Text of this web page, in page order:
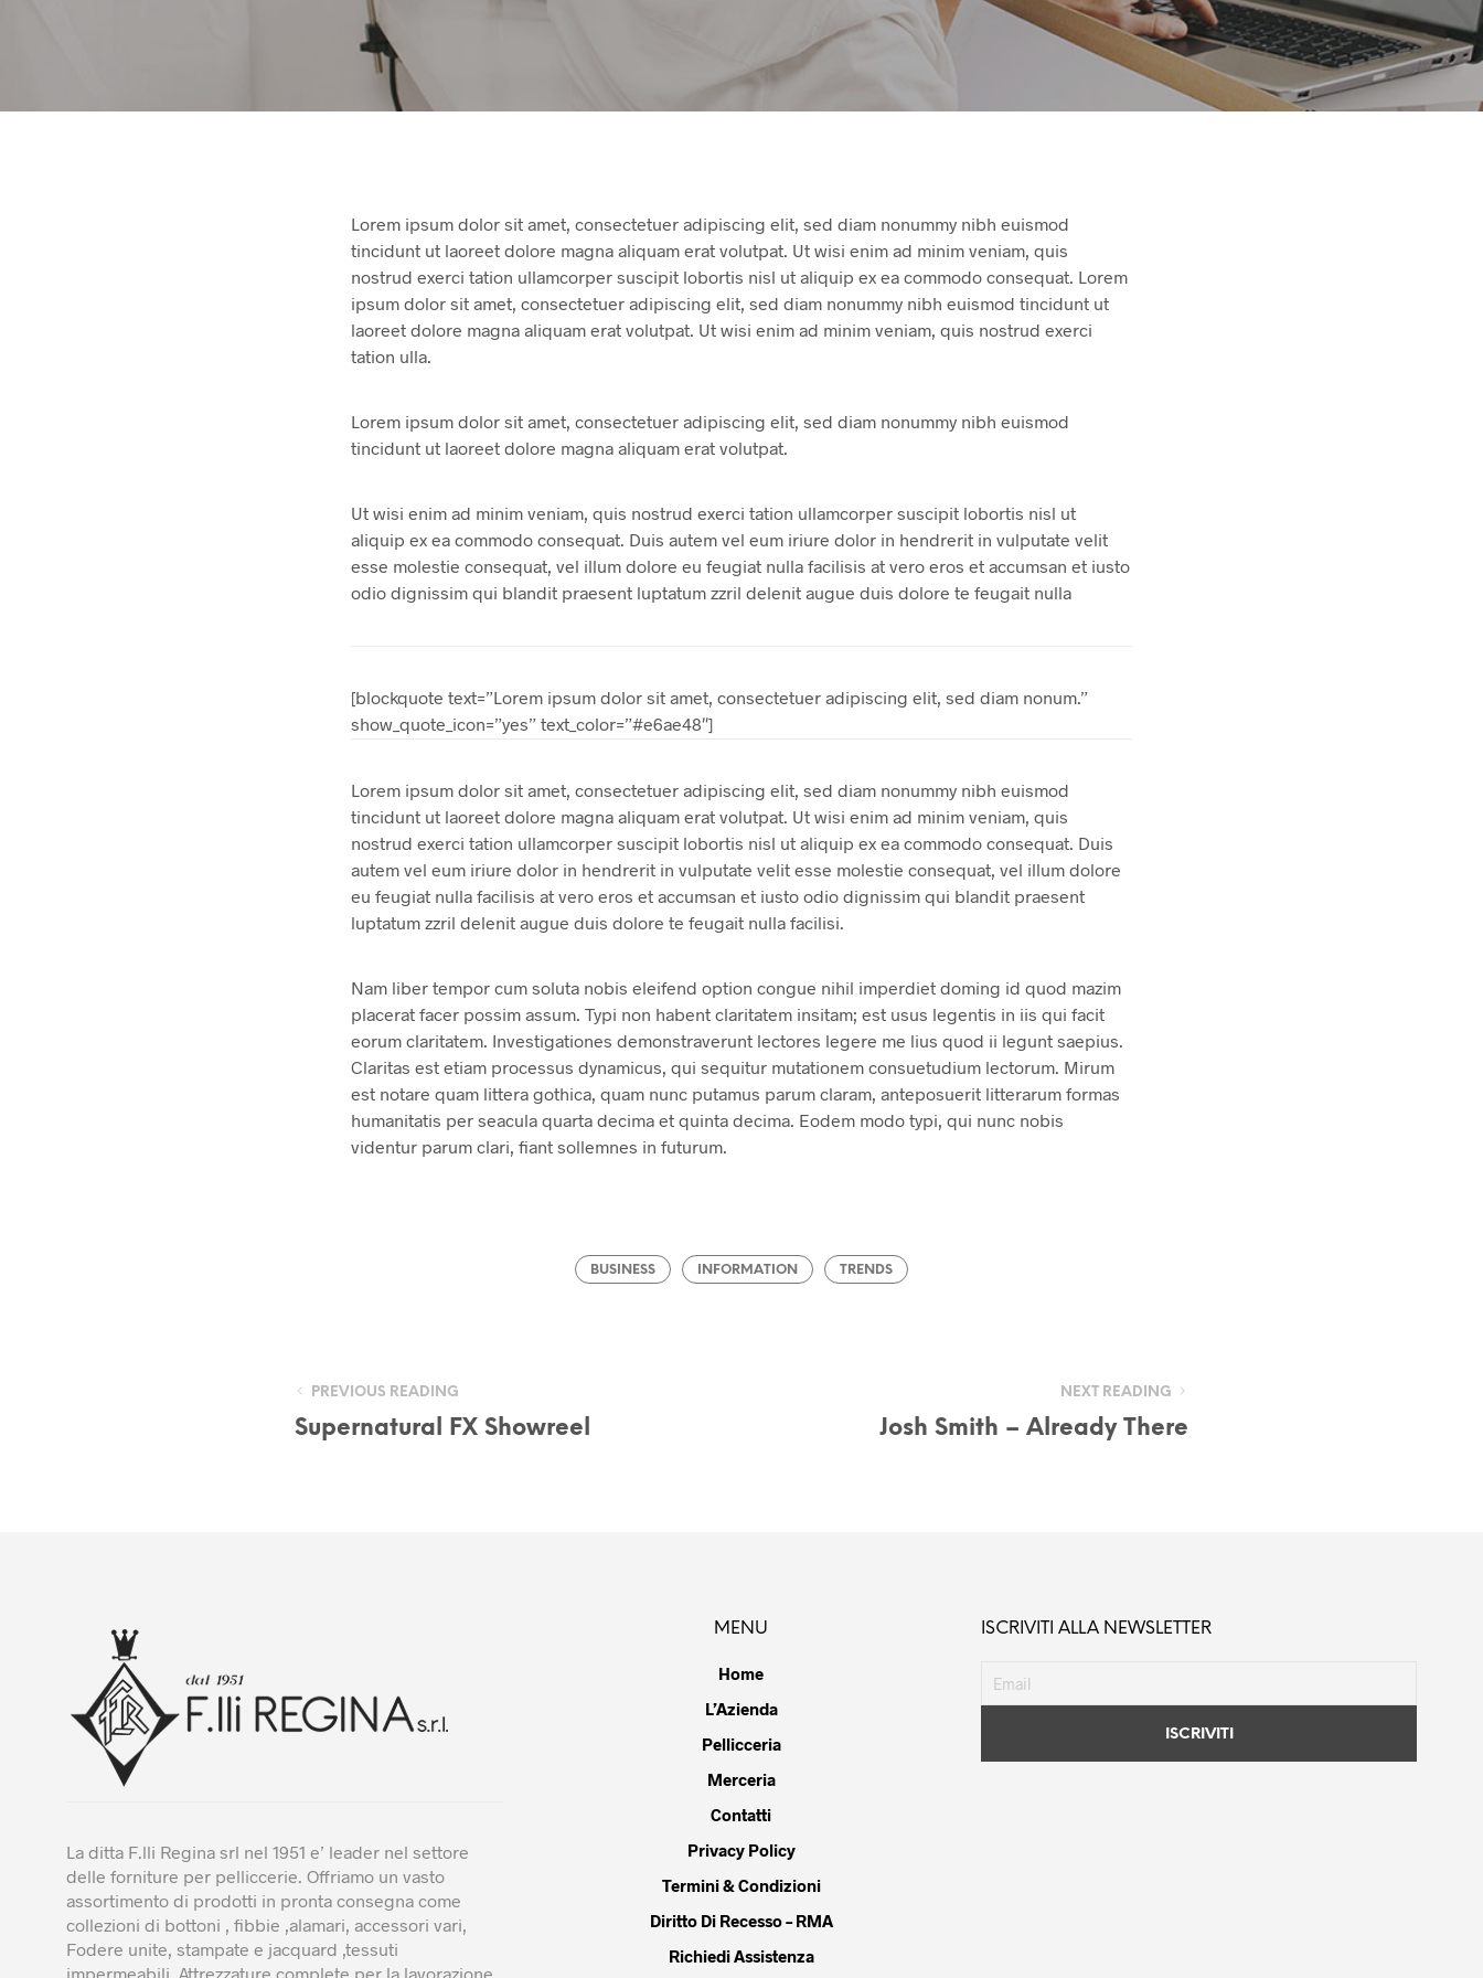
Lorem ipsum dolor sit amet, consectetuer adipiscing elit, sed diam nonummy nibh euismod
tincidunt ut laoreet dolore magna aliquam erat volutpat. Ut wisi enim ad minim veniam, quis
nostrud exerci tation ullamcorper suscipit lobortis nisl ut aliquip ex ea commodo consequat. Lorem
ipsum dolor sit amet, consectetuer adipiscing elit, sed diam nonummy nibh euismod tincidunt ut
laoreet dolore magna aliquam erat volutpat. Ut wisi enim ad minim veniam, quis nostrud exerci
tation ulla.
Lorem ipsum dolor sit amet, consectetuer adipiscing elit, sed diam nonummy nibh euismod
tincidunt ut laoreet dolore magna aliquam erat volutpat.
Ut wisi enim ad minim veniam, quis nostrud exerci tation ullamcorper suscipit lobortis nisl ut
aliquip ex ea commodo consequat. Duis autem vel eum iriure dolor in hendrerit in vulputate velit
esse molestie consequat, vel illum dolore eu feugiat nulla facilisis at vero eros et accumsan et iusto
odio dignissim qui blandit praesent luptatum zzril delenit augue duis dolore te feugait nulla
[blockquote text=”Lorem ipsum dolor sit amet, consectetuer adipiscing elit, sed diam nonum.”
show_quote_icon=”yes” text_color=”#e6ae48″]
Lorem ipsum dolor sit amet, consectetuer adipiscing elit, sed diam nonummy nibh euismod
tincidunt ut laoreet dolore magna aliquam erat volutpat. Ut wisi enim ad minim veniam, quis
nostrud exerci tation ullamcorper suscipit lobortis nisl ut aliquip ex ea commodo consequat. Duis
autem vel eum iriure dolor in hendrerit in vulputate velit esse molestie consequat, vel illum dolore
eu feugiat nulla facilisis at vero eros et accumsan et iusto odio dignissim qui blandit praesent
luptatum zzril delenit augue duis dolore te feugait nulla facilisi.
Nam liber tempor cum soluta nobis eleifend option congue nihil imperdiet doming id quod mazim
placerat facer possim assum. Typi non habent claritatem insitam; est usus legentis in iis qui facit
eorum claritatem. Investigationes demonstraverunt lectores legere me lius quod ii legunt saepius.
Claritas est etiam processus dynamicus, qui sequitur mutationem consuetudium lectorum. Mirum
est notare quam littera gothica, quam nunc putamus parum claram, anteposuerit litterarum formas
humanitatis per seacula quarta decima et quinta decima. Eodem modo typi, qui nunc nobis
videntur parum clari, fiant sollemnes in futurum.
BUSINESS INFORMATION TRENDS
PREVIOUS READING
Supernatural FX Showreel
NEXT READING
Josh Smith – Already There
La ditta F.lli Regina srl nel 1951 e’ leader nel settore
delle forniture per pelliccerie. Offriamo un vasto
assortimento di prodotti in pronta consegna come
collezioni di bottoni , fibbie ,alamari, accessori vari,
Fodere unite, stampate e jacquard ,tessuti
impermeabili. Attrezzature complete per la lavorazione
MENU
Home
L’Azienda
Pellicceria
Merceria
Contatti
Privacy Policy
Termini & Condizioni
Diritto Di Recesso – RMA
Richiedi Assistenza
ISCRIVITI ALLA NEWSLETTER